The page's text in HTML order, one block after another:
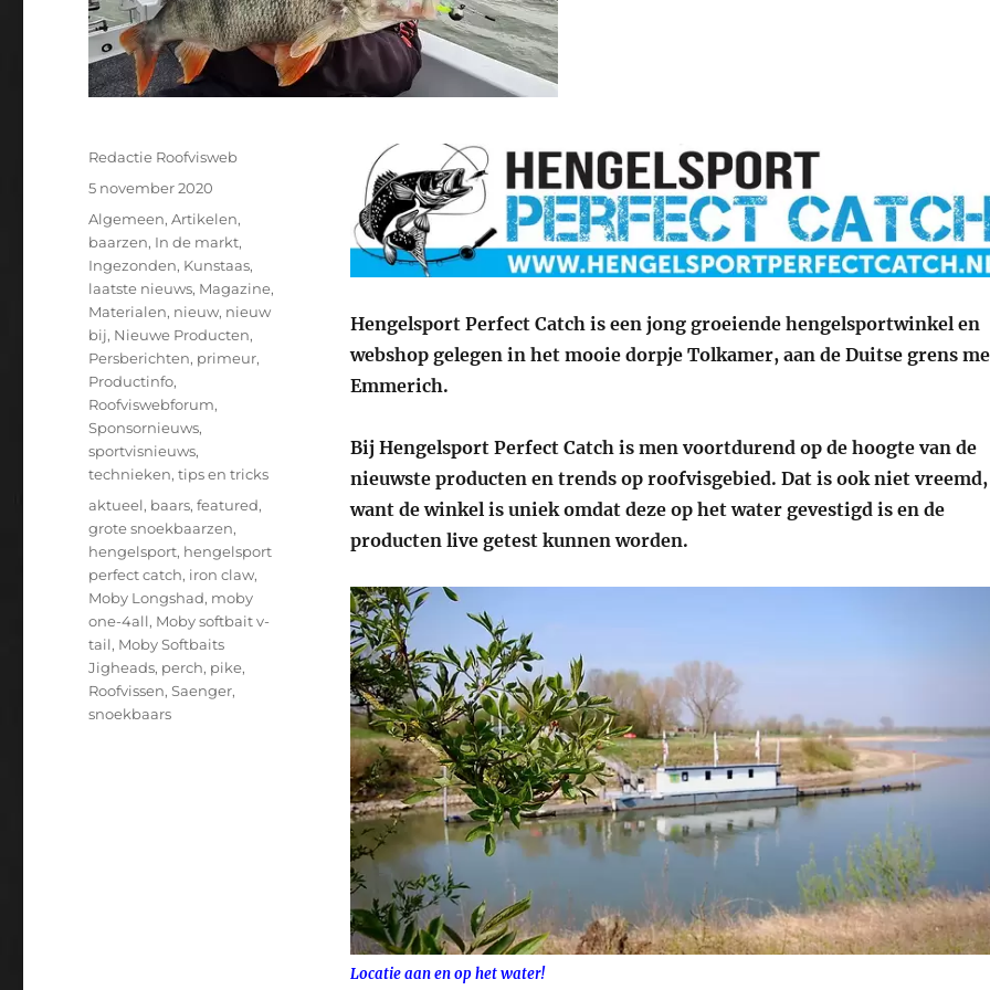
Hengelsport Perfect Catch is een jong groeiende hengelsportwinkel en
webshop gelegen in het mooie dorpje Tolkamer, aan de Duitse grens
Emmerich.
Bij Hengelsport Perfect Catch is men voortdurend op de hoogte van de
nieuwste producten en trends op roofvisgebied. Dat is ook niet vreemd,
want de winkel is uniek omdat deze op het water gevestigd is en de
producten live getest kunnen worden.
Locatie aan en op het water!
Auteur
Redactie Roofvisweb
Geplaatst
op
5 november 2020
Categorieën
Algemeen,Artikelen,
baarzen, In de markt,
Ingezonden, Kunstaas,
laatste nieuws, Magazine,
Materialen, nieuw, nieuw
bij, Nieuwe Producten,
Persberichten, primeur,
Productinfo,
Roofviswebforum,
Sponsornieuws,
sportvisnieuws,
technieken,tips en tricks
Tags
aktueel, baars,featured,
grote snoekbaarzen,
hengelsport, hengelsport
perfect catch, iron claw,
Moby Longshad, moby
one-4all, Moby softbait v-
tail, Moby Softbaits
Jigheads, perch, pike,
Roofvissen,Saenger,
snoekbaars